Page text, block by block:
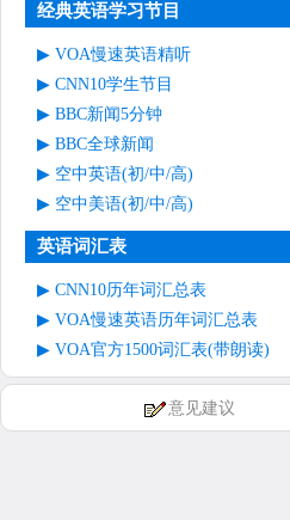
经典英语学习节目
VOA慢速英语精听
CNN10学生节目
BBC新闻5分钟
BBC全球新闻
空中英语(初/中/高)
空中美语(初/中/高)
英语词汇表
CNN10历年词汇总表
VOA慢速英语历年词汇总表
VOA官方1500词汇表(带朗读)
意见建议